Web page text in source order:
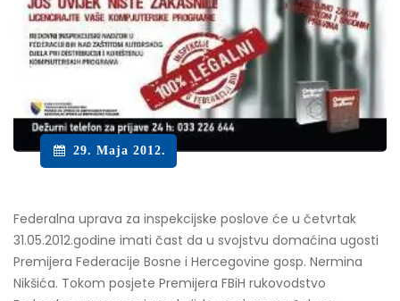
29. Maja 2012.
Federalna uprava za inspekcijske poslove će u četvrtak
31.05.2012.godine imati čast da u svojstvu domaćina ugosti
Premijera Federacije Bosne i Hercegovine gosp. Nermina
Nikšića. Tokom posjete Premijera FBiH rukovodstvo